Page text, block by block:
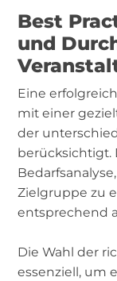
Best
und
Eine
mit einer
der
berücksichtigt.
Zielgruppe zu
entsprechend
Die Wahl der
essenziell, um